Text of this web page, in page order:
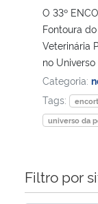
Ministério de Minas e
Ministério da Ciência,
Ministério do Meio
Ministério do Turismo
O 33º
Fontoura
Veterinária
no
Categoria:
Tags:
universo da
Filtro por